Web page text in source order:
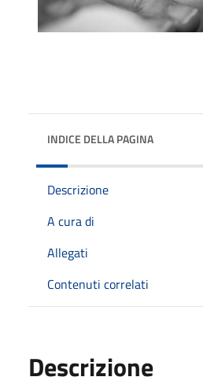
INDICE DELLA PAGINA
Descrizione
A cura di
Allegati
Contenuti correlati
Descrizione